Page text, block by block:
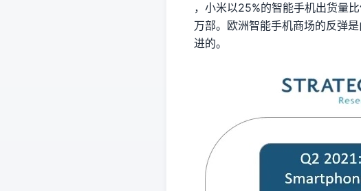
，小米以25%的智能手机出货量
万部。欧洲智能手机商场的反弹
进的。